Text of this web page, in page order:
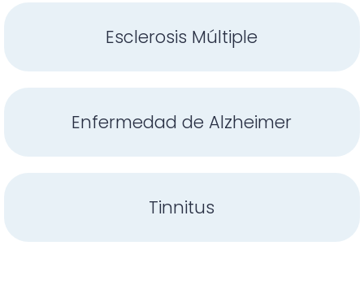
Esclerosis Múltiple
Enfermedad de Alzheimer
Tinnitus